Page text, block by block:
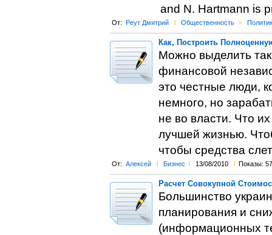
and N. Hartmann is
От: Реут Дмитрий l Общественность >
Как, Построить
Можно выделить
финансовой
это честные люди,
немного, но
не во власти. Что
лучшей жизнью.
чтобы средства
От: Алексей l Бизнес l 13/08/2010 l Показы: 57
Расчет Совокупной
Большинство
планирования и
(информационных